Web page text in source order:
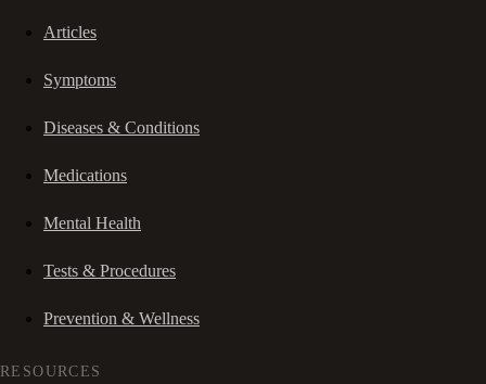
Articles
Symptoms
Diseases & Conditions
Medications
Mental Health
Tests & Procedures
Prevention & Wellness
RESOURCES